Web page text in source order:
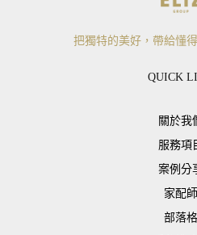
把獨特的美好，帶給懂
QUICK
關於我
服務項
案例分
家配師
部落格